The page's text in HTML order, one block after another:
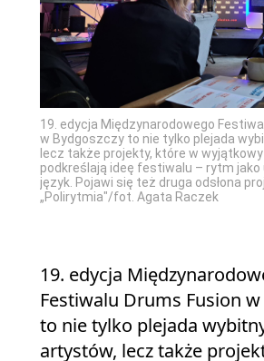
19. edycja Międzynarodowego
w Bydgoszczy to nie tylko plejada
lecz także projekty, które w
podkreślają ideę festiwalu – rytm jako
język. Pojawi się też druga odsłona
„Polirytmia"/fot. Agata Raczek
19. edycja
Festiwalu Drums Fusion
to nie tylko plejada
artystów, lecz także